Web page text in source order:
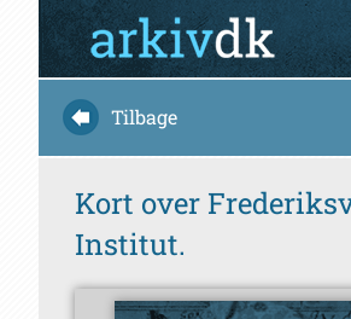
Tilbage
Kort over
Institut.